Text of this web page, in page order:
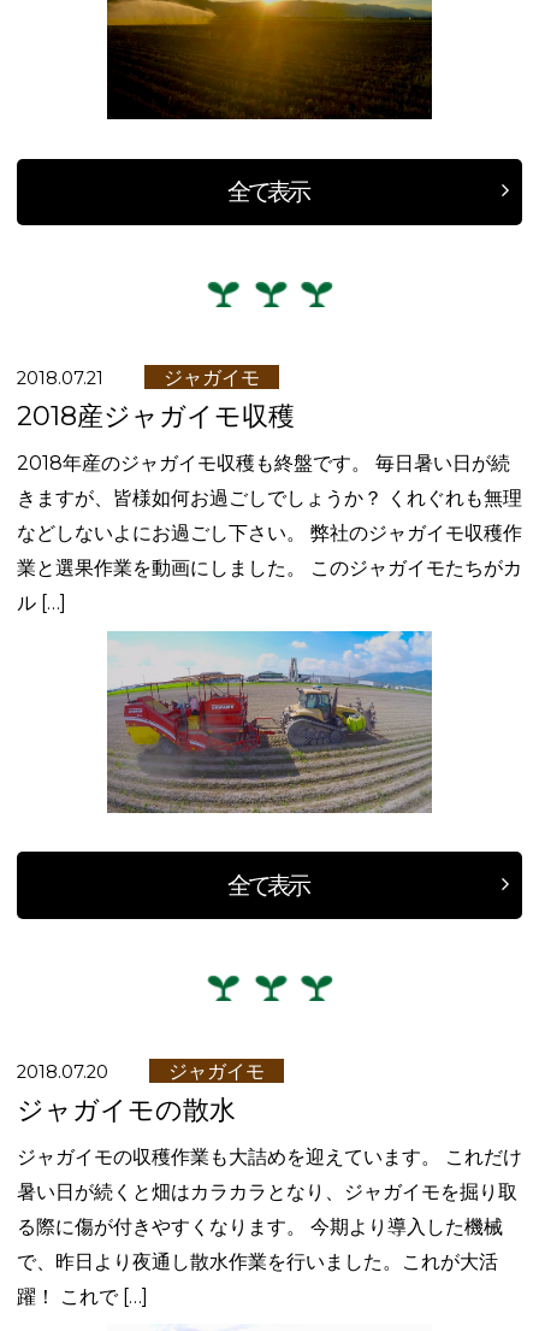
全て表示
2018.07.21 ジャガイモ
2018産ジャガイモ収穫
2018年産のジャガイモ収穫も終盤です。 毎日暑い日が続
きますが、皆様如何お過ごしでしょうか？ くれぐれも無理
などしないよにお過ごし下さい。 弊社のジャガイモ収穫作
業と選果作業を動画にしました。 このジャガイモたちがカ
ル […]
全て表示
2018.07.20 ジャガイモ
ジャガイモの散水
ジャガイモの収穫作業も大詰めを迎えています。 これだけ
暑い日が続くと畑はカラカラとなり、ジャガイモを掘り取
る際に傷が付きやすくなります。 今期より導入した機械
で、昨日より夜通し散水作業を行いました。これが大活
躍！ これで […]